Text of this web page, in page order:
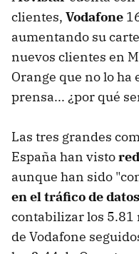
clientes, Vodafone
aumentando su
nuevos clientes en
Orange que no lo ha
prensa... ¿por qué
Las tres grandes
España han visto
aunque han sido
en el tráfico de datos
contabilizar los 5.81
de Vodafone